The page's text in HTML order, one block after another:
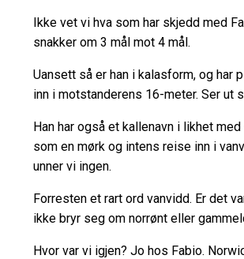
Ikke vet vi hva som har skjedd med
snakker om 3 mål mot 4 mål.
Uansett så er han i kalasform, og
inn i motstanderens 16-meter. Ser ut
Han har også et kallenavn i likhet
som en mørk og intens reise inn i
unner vi ingen.
Forresten et rart ord vanvidd. Er det
ikke bryr seg om norrønt eller
Hvor var vi igjen? Jo hos Fabio.